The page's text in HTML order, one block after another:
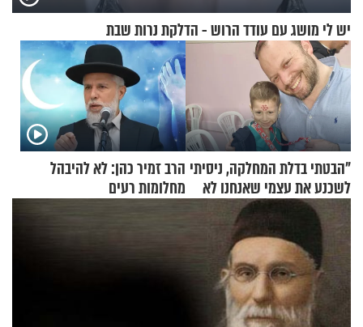
יש לי מושג עם עודד הרוש - הדלקת נרות שבת
"הבטתי בדלת המחלקה, ניסיתי
לשכנע את עצמי שאנחנו לא
שייכים לשם"
הרב זמיר כהן: לא להיבהל
מחלומות רעים